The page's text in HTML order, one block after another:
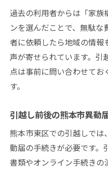
過去の利用者からは「家族
ンを選んだことで、無駄
者に依頼したら地域の情報
声が寄せられています。引
点は事前に問い合わせて
す。
引越し前後の熊本市異動
熊本市東区での引越しで
動届の手続きが必要です。
書類やオンライン手続きの